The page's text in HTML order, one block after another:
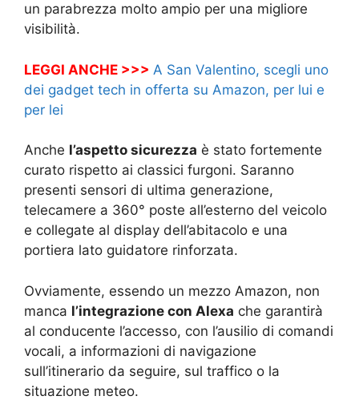
un parabrezza molto ampio per una migliore
visibilità.
LEGGI ANCHE >>> A San Valentino, scegli uno
dei gadget tech in offerta su Amazon, per lui e
per lei
Anche l’aspetto sicurezza è stato fortemente
curato rispetto ai classici furgoni. Saranno
presenti sensori di ultima generazione,
telecamere a 360° poste all’esterno del veicolo
e collegate al display dell’abitacolo e una
portiera lato guidatore rinforzata.
Ovviamente, essendo un mezzo Amazon, non
manca l’integrazione con Alexa che garantirà
al conducente l’accesso, con l’ausilio di comandi
vocali, a informazioni di navigazione
sull’itinerario da seguire, sul traffico o la
situazione meteo.